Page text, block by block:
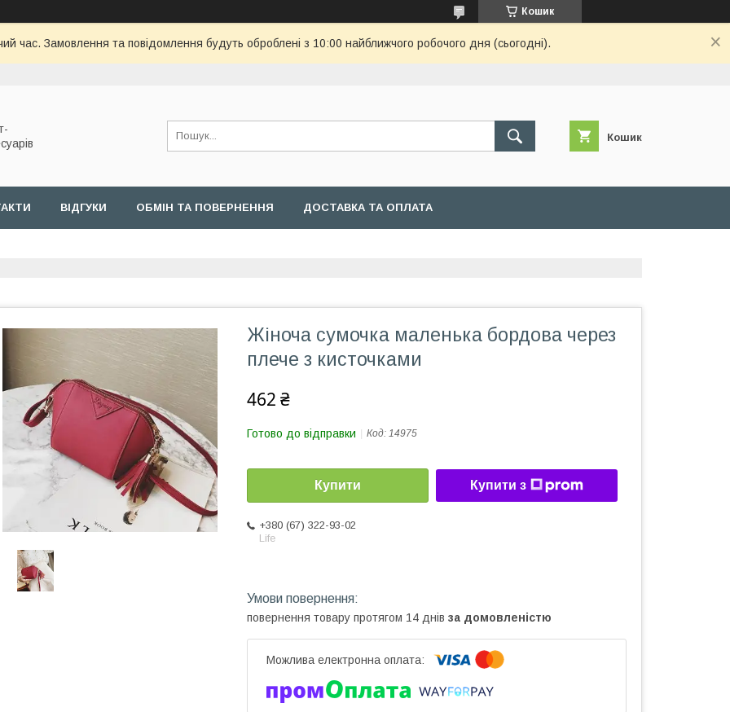
Кошик
час. Замовлення та повідомлення будуть оброблені з 10:00 найближчого робочого дня (сьогодні).
Кошик
ВІДГУКИ ОБМІН ТА ПОВЕРНЕННЯ ДОСТАВКА ТА ОПЛАТА
Жіноча сумочка маленька бордова через
плече з кисточками
462 ₴
Готово до відправки Код: 14975
Купити Купити з
+380 (67) 322-93-02
Life
повернення товару протягом 14 днів за домовленістю